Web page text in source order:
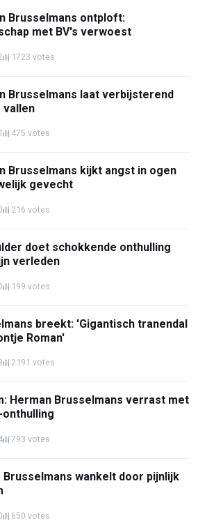
Brusselmans ontploft:
met BV's verwoest
1723 votes
Brusselmans laat verbijsterend
vallen
475 votes
Brusselmans kijkt angst in ogen
gevecht
216 votes
doet schokkende onthulling
verleden
199 votes
breekt: 'Gigantisch tranendal
Roman'
2191 votes
Herman Brusselmans verrast met
793 votes
Brusselmans wankelt door pijnlijk
650 votes